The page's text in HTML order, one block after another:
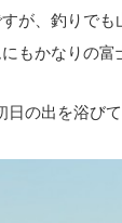
が、釣りで
もかなりの富
の出を浴びて